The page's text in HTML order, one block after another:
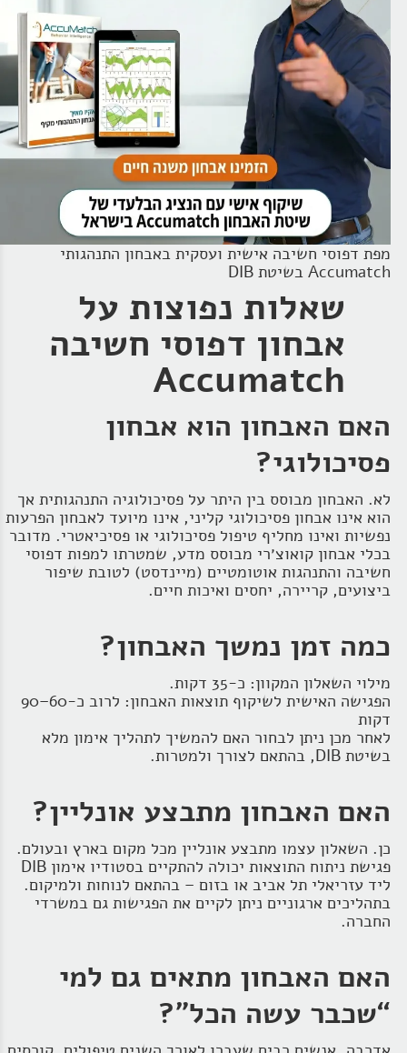
מפת דפוסי חשיבה אישית ועסקית באבחון התנהגותי
Accumatch בשיטת DIB
שאלות נפוצות על
אבחון דפוסי חשיבה
Accumatch
האם האבחון הוא אבחון
פסיכולוגי?
לא. האבחון מבוסס בין היתר על פסיכולוגיה התנהגותית אך
הוא אינו אבחון פסיכולוגי קליני, אינו מיועד לאבחון הפרעות
נפשיות ואינו מחליף טיפול פסיכולוגי או פסיכיאטרי. מדובר
בכלי אבחון קואוצ׳רי מבוסס מדע, שמטרתו למפות דפוסי
חשיבה והתנהגות אוטומטיים (מיינדסט) לטובת שיפור
ביצועים, קריירה, יחסים ואיכות חיים.
כמה זמן נמשך האבחון?
מילוי השאלון המקוון: כ‑35 דקות.
הפגישה האישית לשיקוף תוצאות האבחון: לרוב כ‑60–90
דקות
לאחר מכן ניתן לבחור האם להמשיך לתהליך אימון מלא
בשיטת DIB, בהתאם לצורך ולמטרות.
האם האבחון מתבצע אונליין?
כן. השאלון עצמו מתבצע אונליין מכל מקום בארץ ובעולם.
פגישת ניתוח התוצאות יכולה להתקיים בסטודיו אימון DIB
ליד עזריאלי תל אביב או בזום – בהתאם לנוחות ולמיקום.
בתהליכים ארגוניים ניתן לקיים את הפגישות גם במשרדי
החברה.
האם האבחון מתאים גם למי
“שכבר עשה הכל”?